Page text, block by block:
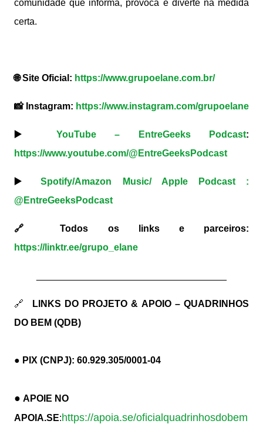
comunidade que informa, provoca e diverte na medida
certa.
🌐 Site Oficial: https://www.grupoelane.com.br/
📸 Instagram: https://www.instagram.com/grupoelane
▶️ YouTube – EntreGeeks Podcast:
https://www.youtube.com/@EntreGeeksPodcast
▶️Spotify/Amazon Music/ Apple Podcast :
@EntreGeeksPodcast
🔗 Todos os links e parceiros:
https://linktr.ee/grupo_elane
🔗
LINKS DO PROJETO & APOIO – QUADRINHOS
DO BEM (QDB)
● PIX (CNPJ): 60.929.305/0001-04
● APOIE NO
APOIA.SE:https://apoia.se/oficialquadrinhosdobem